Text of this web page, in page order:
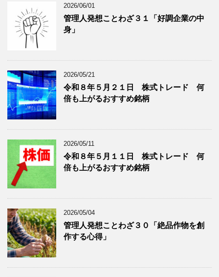
グ
記
事
を
表
示
ー
グ
記
事
を
表
示
2026/06/01
管理人発想ことわざ３１「好調企業の中
身」
2026/05/21
令和８年５月２１日 株式トレード 何
倍も上がるおすすめ銘柄
2026/05/11
令和８年５月１１日 株式トレード 何
倍も上がるおすすめ銘柄
2026/05/04
管理人発想ことわざ３０「絶品作物を創
作する心得」